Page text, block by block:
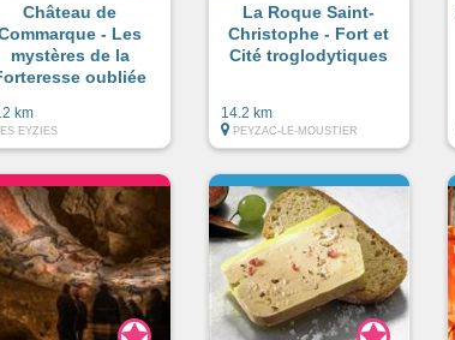
Château de
- Les
mystères de la
oubliée
km
EYZIES
La Roque Saint-
Christophe - Fort et
Cité troglodytiques
14.2 km
PEYZAC-LE-MOUSTIER